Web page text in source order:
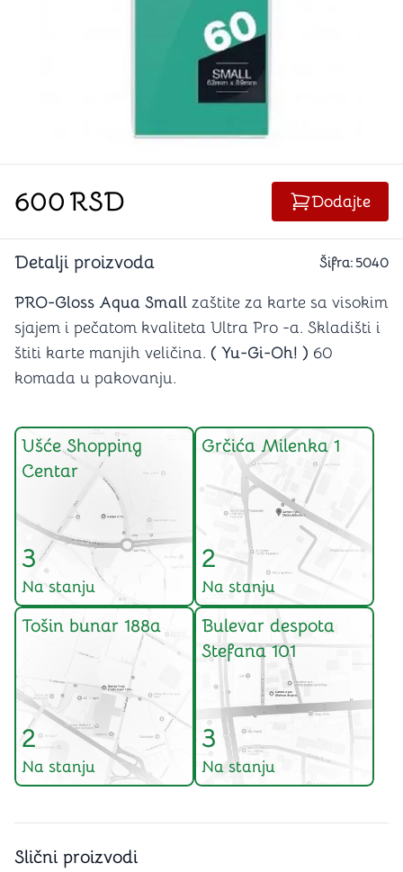
600RSD Dodajte
Detalji proizvoda Šifra: 5040
PRO-Gloss Aqua Small zaštite za karte sa visokim
sjajem i pečatom kvaliteta Ultra Pro -a. Skladišti i
štiti karte manjih veličina. ( Yu-Gi-Oh! ) 60
komada u pakovanju.
Ušće Shopping
Centar
3
Na stanju
Grčića Milenka 1
2
Na stanju
Tošin bunar 188a
2
Na stanju
Bulevar despota
Stefana 101
3
Na stanju
Slični proizvodi